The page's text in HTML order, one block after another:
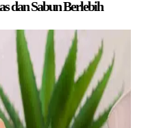
dan Sabun Berlebih